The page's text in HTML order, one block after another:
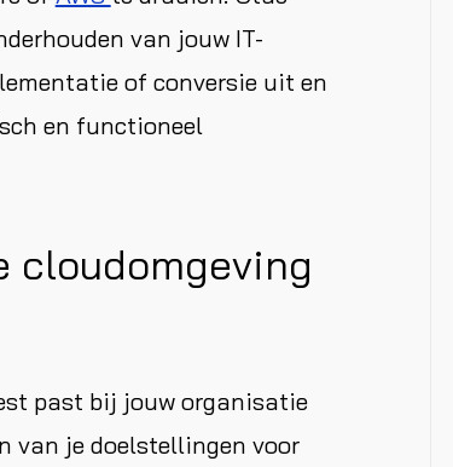
van jouw IT-
of conversie uit en
en functioneel
cloudomgeving
past bij jouw organisatie
van je doelstellingen voor